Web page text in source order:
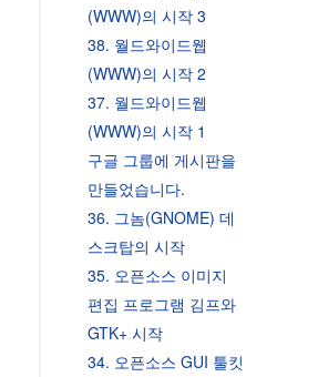
(WWW)의 시작 3
38. 월드와이드웹
(WWW)의 시작 2
37. 월드와이드웹
(WWW)의 시작 1
구글 그룹에 게시판을
만들었습니다.
36. 그놈(GNOME) 데
스크탑의 시작
35. 오픈소스 이미지
편집 프로그램 김프와
GTK+ 시작
34. 오픈소스 GUI 툴킷